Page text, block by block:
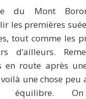
du Mont
les premières
tout comme les
d’ailleurs.
en route après
une chose peu
équilibre.